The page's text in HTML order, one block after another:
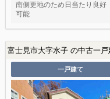
南側更地のため日当たり良好
可能
富士見市大字水子 の中古一戸
一戸建て